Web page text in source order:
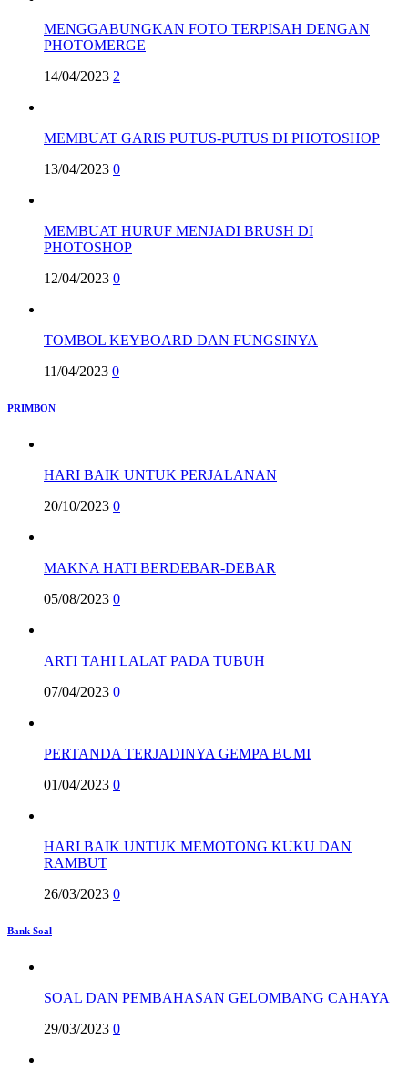
MENGGABUNGKAN FOTO TERPISAH DENGAN
PHOTOMERGE
14/04/2023 2
MEMBUAT GARIS PUTUS-PUTUS DI PHOTOSHOP
13/04/2023 0
MEMBUAT HURUF MENJADI BRUSH DI
PHOTOSHOP
12/04/2023 0
TOMBOL KEYBOARD DAN FUNGSINYA
11/04/2023 0
PRIMBON
HARI BAIK UNTUK PERJALANAN
20/10/2023 0
MAKNA HATI BERDEBAR-DEBAR
05/08/2023 0
ARTI TAHI LALAT PADA TUBUH
07/04/2023 0
PERTANDA TERJADINYA GEMPA BUMI
01/04/2023 0
HARI BAIK UNTUK MEMOTONG KUKU DAN
RAMBUT
26/03/2023 0
Bank Soal
SOAL DAN PEMBAHASAN GELOMBANG CAHAYA
29/03/2023 0